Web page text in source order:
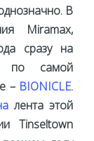
В
Miramax,
сразу на
по самой
– BIONICLE.
лента этой
Tinseltown